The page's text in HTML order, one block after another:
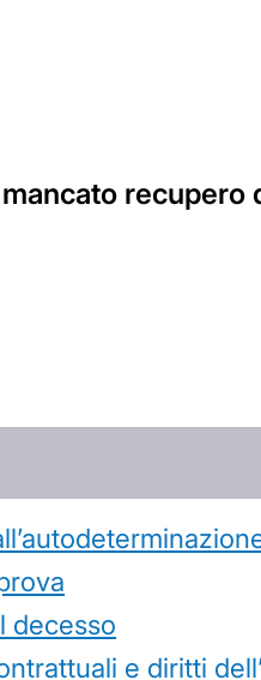
decesso
e diritti